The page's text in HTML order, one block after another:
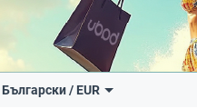
Български/ EUR